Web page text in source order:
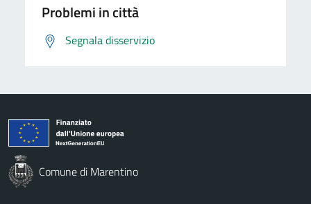
Problemi in città
Segnala disservizio
Comune di Marentino